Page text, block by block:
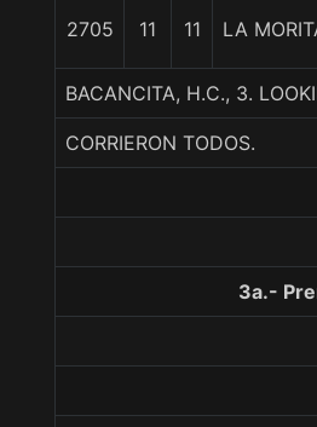
2705 11 11 LA
BACANCITA, H.C., 3.
CORRIERON TODOS.
3a.-